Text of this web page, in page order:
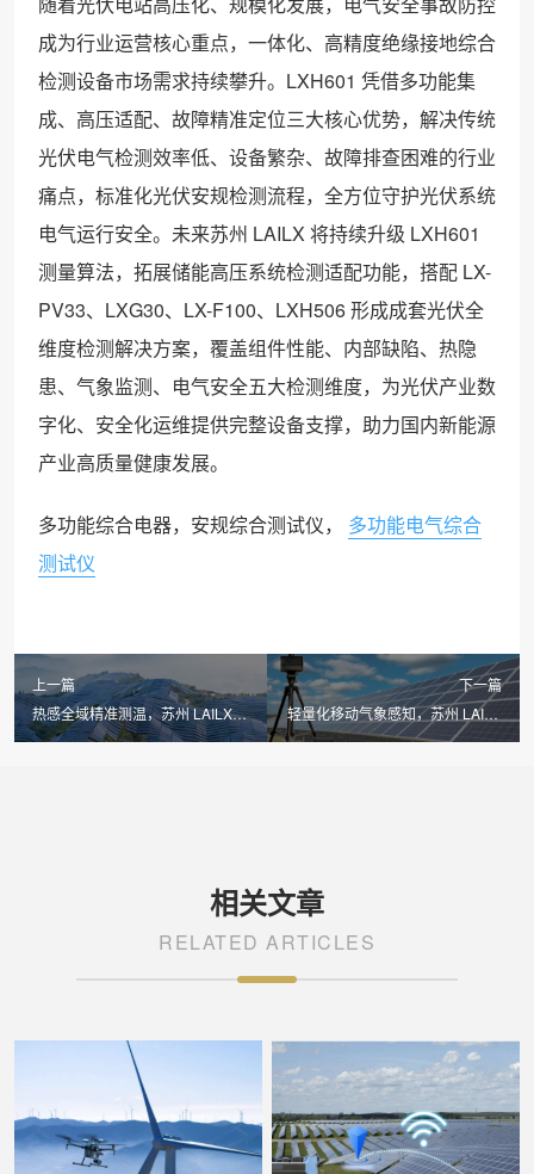
成为行业运营核心重点，一体化、高精度绝缘接地综合
检测设备市场需求持续攀升。LXH601 凭借多功能集
成、高压适配、故障精准定位三大核心优势，解决传统
光伏电气检测效率低、设备繁杂、故障排查困难的行业
痛点，标准化光伏安规检测流程，全方位守护光伏系统
电气运行安全。未来苏州 LAILX 将持续升级 LXH601
测量算法，拓展储能高压系统检测适配功能，搭配 LX-
PV33、LXG30、LX-F100、LXH506 形成成套光伏全
维度检测解决方案，覆盖组件性能、内部缺陷、热隐
患、气象监测、电气安全五大检测维度，为光伏产业数
字化、安全化运维提供完整设备支撑，助力国内新能源
产业高质量健康发展。
多功能综合电器，安规综合测试仪，
多功能电气综合
测试仪
上一篇
热感全域精准测温，苏州 LAILX
LX-F100 手持红外热成像仪筑牢光
下一篇
轻量化移动气象感知，苏州 LAILX
LXH506 便携式气象站构建光伏能
相关文章
RELATED ARTICLES